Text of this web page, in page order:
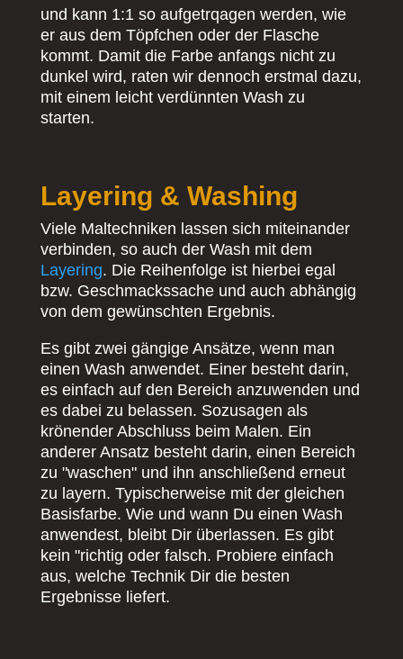
und kann 1:1 so aufgetrqagen werden, wie
er aus dem Töpfchen oder der Flasche
kommt. Damit die Farbe anfangs nicht zu
dunkel wird, raten wir dennoch erstmal dazu,
mit einem leicht verdünnten Wash zu
starten.
Layering & Washing
Viele Maltechniken lassen sich miteinander
verbinden, so auch der Wash mit dem
Layering. Die Reihenfolge ist hierbei egal
bzw. Geschmackssache und auch abhängig
von dem gewünschten Ergebnis.
Es gibt zwei gängige Ansätze, wenn man
einen Wash anwendet. Einer besteht darin,
es einfach auf den Bereich anzuwenden und
es dabei zu belassen. Sozusagen als
krönender Abschluss beim Malen. Ein
anderer Ansatz besteht darin, einen Bereich
zu "waschen" und ihn anschließend erneut
zu layern. Typischerweise mit der gleichen
Basisfarbe. Wie und wann Du einen Wash
anwendest, bleibt Dir überlassen. Es gibt
kein "richtig oder falsch. Probiere einfach
aus, welche Technik Dir die besten
Ergebnisse liefert.